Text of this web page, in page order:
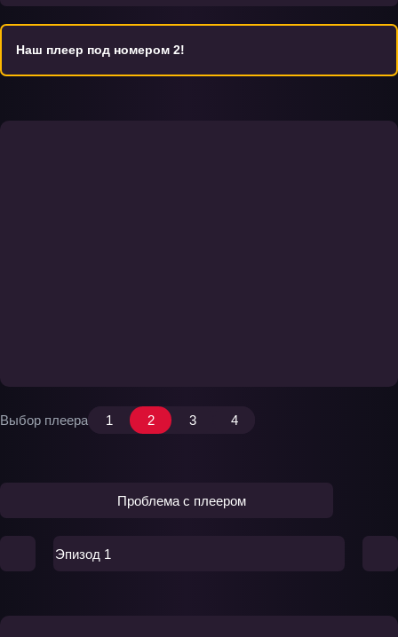
Наш плеер под номером 2!
Выбор плеера 1 2 3 4
Проблема с плеером
Эпизод 1